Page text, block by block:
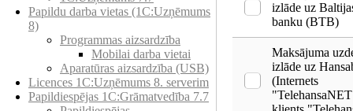
Papildu darba vietas (1C:Uzņēmums
8)
Programmas aizsardzība
Mobilai darba vietai
Aparatūras aizsardzība (USB)
Licences 1C:Uzņēmums 8. serverim
Papildiespējas 1C:Grāmatvedība 7.7
izlāde uz
banku (BTB)
Maksājuma
izlāde uz
(Internets